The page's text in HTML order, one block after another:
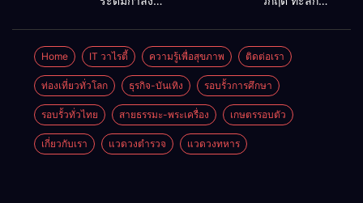
ริมน้ำยกของ
ขึ้นที่สูง หวั่น
ซ้ำรอยน้ำท่วม
หนักเมื่อ 2 ปี
ก่อน จัดชุด
เคลื่อนที่เร็ว
เฝ้าระวัง 24
ชม.
กว้าง 30
เมตร จ่อบ้าน
3 หลัง นาย
อำเภอรุดสั่ง
เร่งแก้ด่วน
ค้นหาชายวัย
35 ปีสูญหาย
ในลำน้ำยวม
ลอยคอ–เรือ
คายักค้นหา
กว่า 22 กม.
ยังไร้ร่องรอย
เกษตร–บ้าน
เรือน สะพาน
ซูตองเป้ถูกซัด
ขาดเพิ่มเกือบ
10 เมตร นา
ข้าวกุงไม้สัก
Home IT วาไรตี้ ความรู้เพื่อสุขภาพ ติดต่อเรา
ท่องเที่ยวทั่วโลก ธุรกิจ-บันเทิง รอบรั้วการศึกษา
รอบรั้วทั่วไทย สายธรรมะ-พระเครื่อง เกษตรรอบตัว
เกี่ยวกับเรา แวดวงตำรวจ แวดวงทหาร